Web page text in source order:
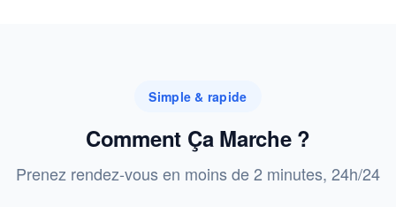
Simple & rapide
Comment Ça Marche ?
Prenez rendez-vous en moins de 2 minutes, 24h/24